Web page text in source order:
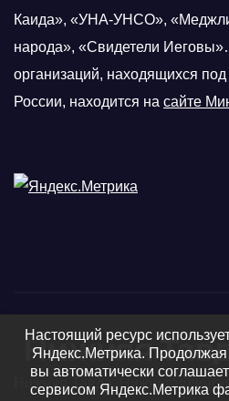
Каида», «УНА-УНСО»,
народа», «Свидетели
организаций, находящихся
России, находится на сайте
Нижняя
Нижняя Тавда,
Настоящий ресурс
Яндекс.Метрика. Продолжая
вы автоматически
сервисом Яндекс.Метрика